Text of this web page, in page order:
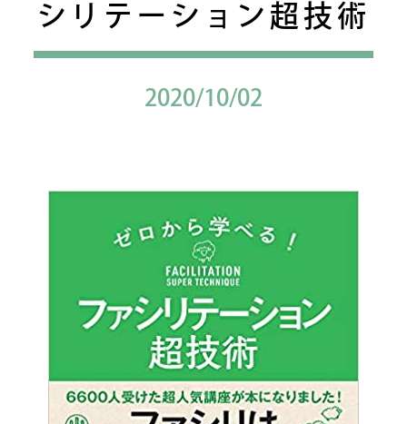
シリテーション超技術
2020/10/02